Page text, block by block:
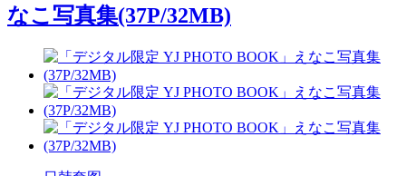
なこ写真集(37P/32MB)